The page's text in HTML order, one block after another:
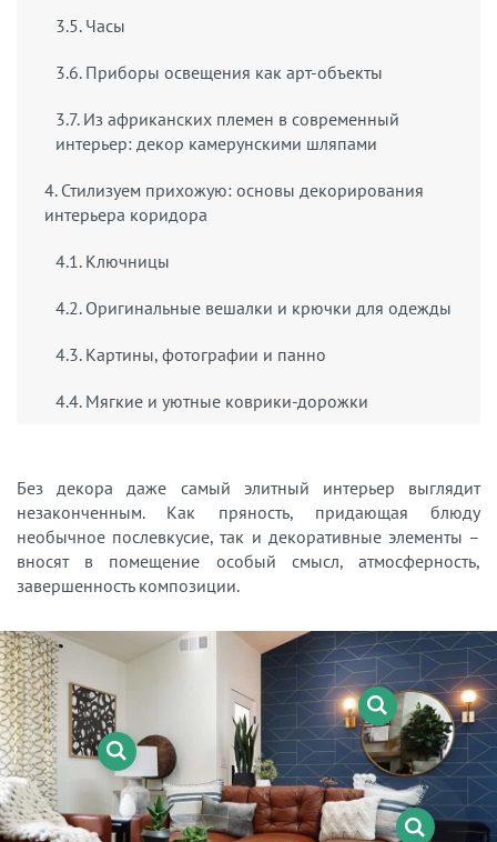
3.5. Часы
3.6. Приборы освещения как арт-объекты
3.7. Из африканских племен в современный
интерьер: декор камерунскими шляпами
4. Стилизуем прихожую: основы декорирования
интерьера коридора
4.1. Ключницы
4.2. Оригинальные вешалки и крючки для одежды
4.3. Картины, фотографии и панно
4.4. Мягкие и уютные коврики-дорожки
Без декора даже самый элитный интерьер выглядит
незаконченным. Как пряность, придающая блюду
необычное послевкусие, так и декоративные элементы –
вносят в помещение особый смысл, атмосферность,
завершенность композиции.